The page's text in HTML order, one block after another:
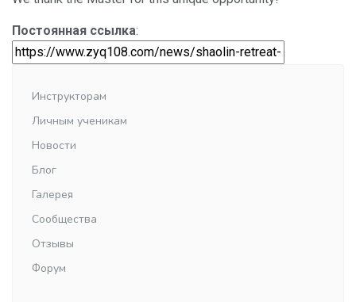
Постоянная ссылка:
Инструкторам
Личным ученикам
Новости
Блог
Галерея
Сообщества
Отзывы
Форум